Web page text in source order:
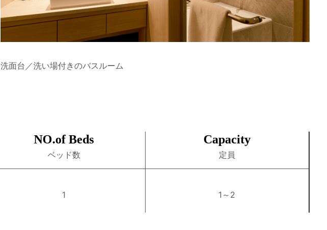
洗面台／洗い場付きのバスルーム
NO.of Beds
ベッド数
1
Capacity
定員
1～2